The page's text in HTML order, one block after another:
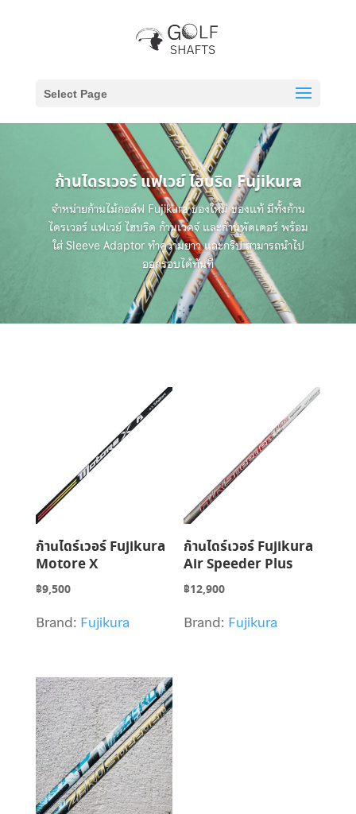
Select Page
ก้านไดรเวอร์ แฟเวย์ ไฮบริด Fujikura
จำหน่ายก้านไม้กอล์ฟ Fujikura ของใหม่ ของแท้ มีทั้งก้าน
ไดรเวอร์ แฟเวย์ ไฮบริด ก้านเวดจ์ และก้านพัตเตอร์ พร้อม
ใส่ Sleeve Adaptor ทำความยาว และกริป สามารถนำไป
ออกรอบได้ทันที
ก้านไดร์เวอร์ Fujikura
Motore X
฿9,500
Brand: Fujikura
ก้านไดร์เวอร์ Fujikura
Air Speeder Plus
฿12,900
Brand: Fujikura